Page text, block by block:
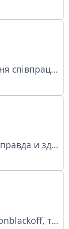
Роман Цимбалюк Питання співпраці: Анастасия +380973944956 Вы видите ложь и преступления путинского режима. Хотите остановить войну и заработать на этом? Действуйте!
Հայաստան.Antifake — правда и здравый смысл против предателя Армении и русофоба Если вы хотите помочь нам бороться за будущее Армении, присылайте ваши материалы - antifake374@protonmail.com
Купить рекламу: @whiteonblackoff, также @gotowecatch @trafadv Предложить новость: @politpredlog_bot Менеджеры: https://t.me/polit_price/7 @salamon @politmanager Добросовестная публицистика. Не спрашивай, по ком звонит колокол. Он звонит по Тебе.